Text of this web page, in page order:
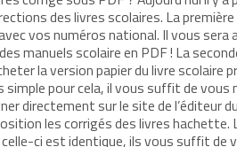
des livres scolaires. La
vos numéros national. Il vous sera
manuels scolaire en PDF ! La
la version papier du livre scolaire
pour cela, il vous suffit de vous
directement sur le site de l’éditeur
les corrigés des livres hachette.
ci est identique, ils vous suffit de